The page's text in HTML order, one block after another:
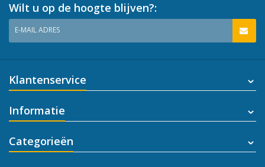
Wilt u op de hoogte blijven?:
E-MAIL ADRES
Klantenservice
Informatie
Categorieën